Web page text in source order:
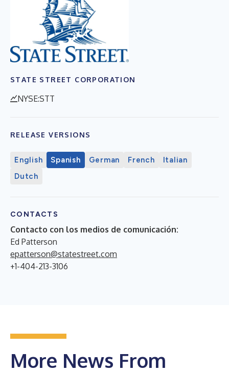
STATE STREET CORPORATION
NYSE:STT
RELEASE VERSIONS
English Spanish German French
Italian
Dutch
CONTACTS
Contacto con los medios de comunicación:
Ed Patterson
epatterson@statestreet.com
+1-404-213-3106
More News From